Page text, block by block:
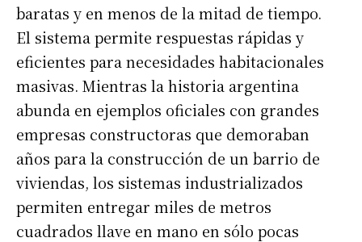
Nombre
Apellidos
Número de teléfono
baratas y en menos de la mitad de tiempo.
El sistema permite respuestas rápidas y
eficientes para necesidades habitacionales
masivas. Mientras la historia argentina
abunda en ejemplos oficiales con grandes
empresas constructoras que demoraban
años para la construcción de un barrio de
viviendas, los sistemas industrializados
permiten entregar miles de metros
cuadrados llave en mano en sólo pocas